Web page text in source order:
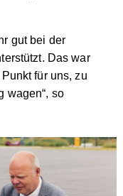
gut bei der
Das war
für uns, zu
wagen“, so